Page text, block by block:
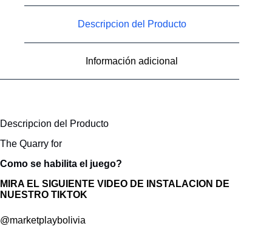
Descripcion del Producto
Información adicional
Descripcion del Producto
The Quarry for
Como se habilita el juego?
MIRA EL SIGUIENTE VIDEO DE INSTALACION DE
NUESTRO TIKTOK
@marketplaybolivia